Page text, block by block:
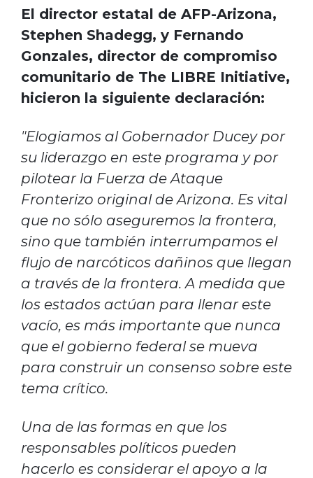
El director estatal de AFP-Arizona,
Stephen Shadegg, y Fernando
Gonzales, director de compromiso
comunitario de The LIBRE Initiative,
hicieron la siguiente declaración:
"Elogiamos al Gobernador Ducey por
su liderazgo en este programa y por
pilotear la Fuerza de Ataque
Fronterizo original de Arizona. Es vital
que no sólo aseguremos la frontera,
sino que también interrumpamos el
flujo de narcóticos dañinos que llegan
a través de la frontera. A medida que
los estados actúan para llenar este
vacío, es más importante que nunca
que el gobierno federal se mueva
para construir un consenso sobre este
tema crítico.
Una de las formas en que los
responsables políticos pueden
hacerlo es considerar el apoyo a la